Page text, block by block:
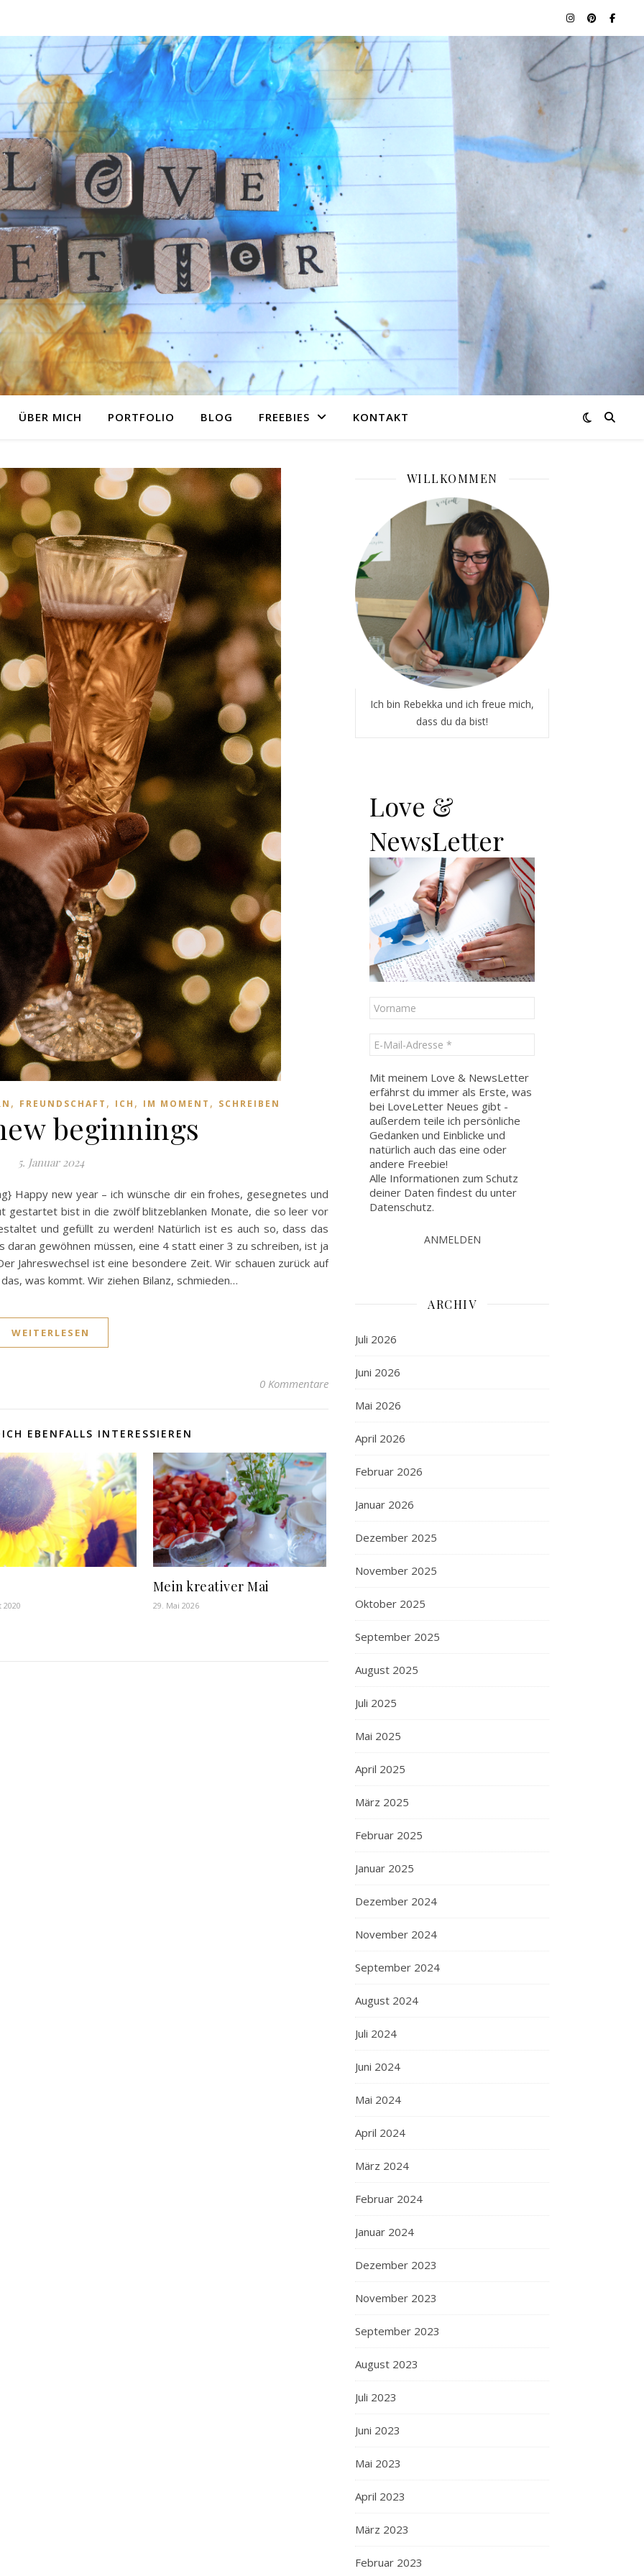
ÜBER MICH PORTFOLIO BLOG FREEBIES KONTAKT
, FREUNDSCHAFT , ICH , IM MOMENT , SCHREIBEN
beginnings
5. Januar 2024
Happy new year – ich wünsche dir ein frohes, gesegnetes und
gestartet bist in die zwölf blitzeblanken Monate, die so leer vor
und gefüllt zu werden! Natürlich ist es auch so, dass das
daran gewöhnen müssen, eine 4 statt einer 3 zu schreiben, ist ja
Jahreswechsel ist eine besondere Zeit. Wir schauen zurück auf
was kommt. Wir ziehen Bilanz, schmieden…
WEITERLESEN
0 Kommentare
EBENFALLS INTERESSIEREN
2020
Mein kreativer Mai
29. Mai 2026
WILLKOMMEN
Ich bin Rebekka und ich freue mich,
dass du da bist!
Love &
NewsLetter
Mit meinem Love & NewsLetter
erfährst du immer als Erste, was
bei LoveLetter Neues gibt -
außerdem teile ich persönliche
Gedanken und Einblicke und
natürlich auch das eine oder
andere Freebie!
Alle Informationen zum Schutz
deiner Daten findest du unter
Datenschutz.
ARCHIV
Juli 2026
Juni 2026
Mai 2026
April 2026
Februar 2026
Januar 2026
Dezember 2025
November 2025
Oktober 2025
September 2025
August 2025
Juli 2025
Mai 2025
April 2025
März 2025
Februar 2025
Januar 2025
Dezember 2024
November 2024
September 2024
August 2024
Juli 2024
Juni 2024
Mai 2024
April 2024
März 2024
Februar 2024
Januar 2024
Dezember 2023
November 2023
September 2023
August 2023
Juli 2023
Juni 2023
Mai 2023
April 2023
März 2023
Februar 2023